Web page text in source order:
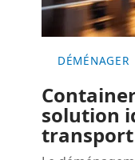
DÉMÉNAGER
solution